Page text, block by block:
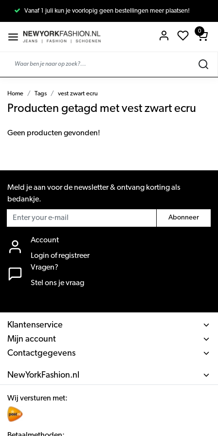
Vanaf 1 juli kun je voorlopig geen bestellingen meer plaatsen!
0
Home Tags vest zwart ecru
Producten getagd met vest zwart ecru
Geen producten gevonden!
Meld je aan voor de newsletter & ontvang korting als
bedankje.
Abonneer
Account
Login of registreer
Vragen?
Stel ons je vraag
Klantenservice
Mijn account
Contactgegevens
NewYorkFashion.nl
Wij versturen met: